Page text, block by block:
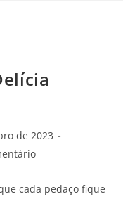
de 2023
cada pedaço fique